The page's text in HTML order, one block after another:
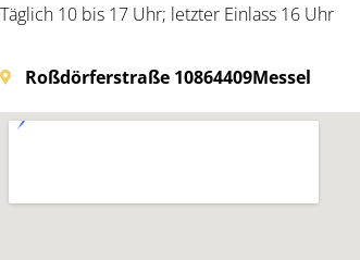
Täglich 10 bis 17 Uhr; letzter Einlass 16 Uhr
Roßdörferstraße 10864409Messel